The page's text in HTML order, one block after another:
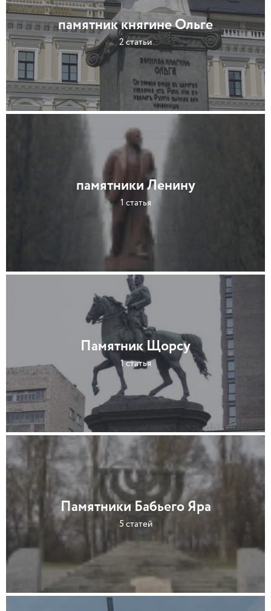
памятник княгине Ольге
2 статьи
памятники Ленину
1 статья
Памятник Щорсу
1 статья
Памятники Бабьего Яра
5 статей